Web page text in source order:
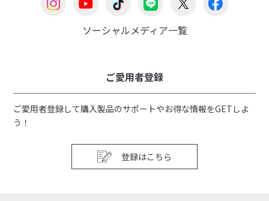
ソーシャルメディア一覧
ご愛用者登録
ご愛用者登録して購入製品のサポートやお得な情報をGETしよ
う！
登録はこちら